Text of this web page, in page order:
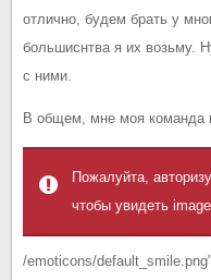
отлично, будем брать у
большиснтва я их возьму.
с ними.
В общем, мне моя команда
Пожалуйта,
чтобы увидеть image
/emoticons/